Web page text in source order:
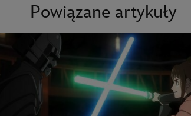
Powiązane artykuły